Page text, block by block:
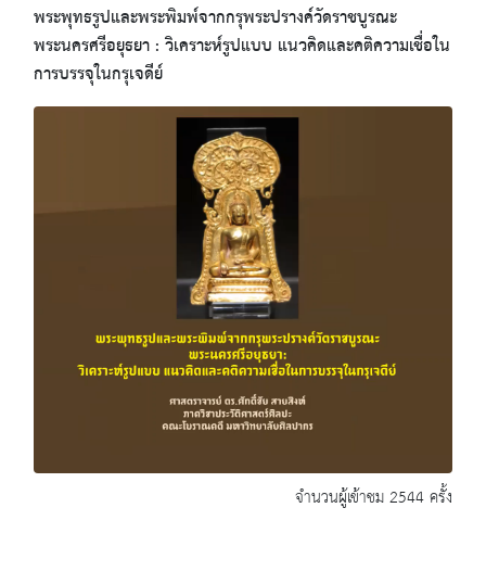
พระพุทธรูปและพระพิมพ์จากกรุพระปรางค์วัดราชบูรณะ
พระนครศรีอยุธยา : วิเคราะห์รูปแบบ แนวคิดและคติความเชื่อใน
การบรรจุในกรุเจดีย์
จำนวนผู้เข้าชม 2544 ครั้ง